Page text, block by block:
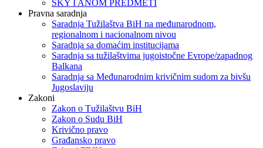
SKY I ANOM PREDMETI
Pravna saradnja
Saradnja Tužilaštva BiH na međunarodnom,
regionalnom i nacionalnom nivou
Saradnja sa domaćim institucijama
Saradnja sa tužilaštvima jugoistočne Evrope/zapadnog
Balkana
Saradnja sa Međunarodnim krivičnim sudom za bivšu
Jugoslaviju
Zakoni
Zakon o Тužilaštvu BiH
Zakon o Sudu BiH
Krivično pravo
Građansko pravo